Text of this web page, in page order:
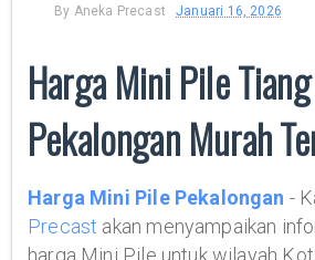
By Aneka Precast Januari 16, 2026
Harga Mini Pile
Pekalongan Murah
Harga Mini Pile Pekalongan -
Precast akan menyampaikan
harga Mini Pile untuk wilayah